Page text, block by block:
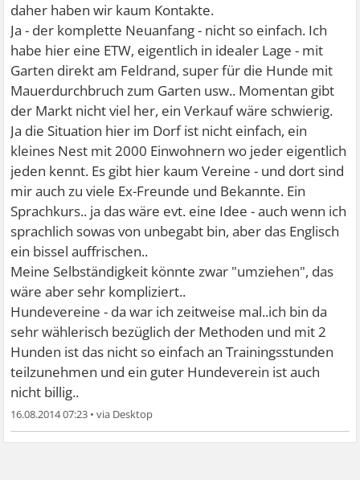
daher haben wir kaum Kontakte.
Ja - der komplette Neuanfang - nicht so einfach. Ich
habe hier eine ETW, eigentlich in idealer Lage - mit
Garten direkt am Feldrand, super für die Hunde mit
Mauerdurchbruch zum Garten usw.. Momentan gibt
der Markt nicht viel her, ein Verkauf wäre schwierig.
Ja die Situation hier im Dorf ist nicht einfach, ein
kleines Nest mit 2000 Einwohnern wo jeder eigentlich
jeden kennt. Es gibt hier kaum Vereine - und dort sind
mir auch zu viele Ex-Freunde und Bekannte. Ein
Sprachkurs.. ja das wäre evt. eine Idee - auch wenn ich
sprachlich sowas von unbegabt bin, aber das Englisch
ein bissel auffrischen..
Meine Selbständigkeit könnte zwar "umziehen", das
wäre aber sehr kompliziert..
Hundevereine - da war ich zeitweise mal..ich bin da
sehr wählerisch bezüglich der Methoden und mit 2
Hunden ist das nicht so einfach an Trainingsstunden
teilzunehmen und ein guter Hundeverein ist auch
nicht billig..
16.08.2014 07:23 •